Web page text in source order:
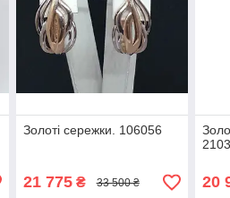
Золоті сережки. 106056
21 775₴ 33 500 ₴ 20